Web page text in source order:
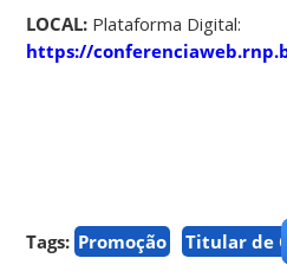
LOCAL: Plataforma Digital:
https://
Tags: Promoção Titular de